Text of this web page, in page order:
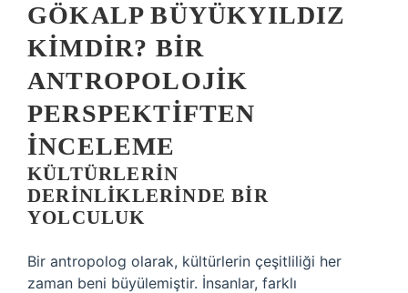
GÖKALP BÜYÜKYILDIZ
KIMDIR? BIR
ANTROPOLOJIK
PERSPEKTIFTEN
İNCELEME
KÜLTÜRLERIN
DERINLIKLERINDE BIR
YOLCULUK
Bir antropolog olarak, kültürlerin çeşitliliği her
zaman beni büyülemiştir. İnsanlar, farklı